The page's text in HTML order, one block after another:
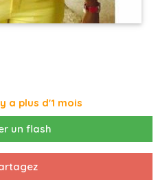
a plus d'1 mois
un flash